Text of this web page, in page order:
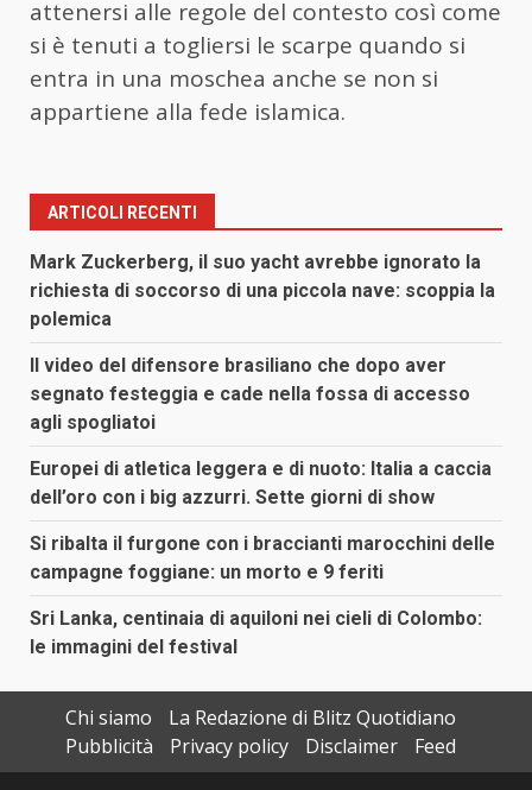
attenersi alle regole del contesto così come
si è tenuti a togliersi le scarpe quando si
entra in una moschea anche se non si
appartiene alla fede islamica.
ARTICOLI RECENTI
Mark Zuckerberg, il suo yacht avrebbe ignorato la
richiesta di soccorso di una piccola nave: scoppia la
polemica
Il video del difensore brasiliano che dopo aver
segnato festeggia e cade nella fossa di accesso
agli spogliatoi
Europei di atletica leggera e di nuoto: Italia a caccia
dell’oro con i big azzurri. Sette giorni di show
Si ribalta il furgone con i braccianti marocchini delle
campagne foggiane: un morto e 9 feriti
Sri Lanka, centinaia di aquiloni nei cieli di Colombo:
le immagini del festival
Chi siamo
La Redazione di Blitz Quotidiano
Pubblicità
Privacy policy Disclaimer
Feed